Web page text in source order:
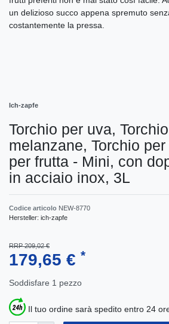
un delizioso succo appena spremuto
costantemente la pressa.
Ich-zapfe
Torchio per uva,
melanzane, Torchio
per frutta - Mini, con
in acciaio inox, 3L
Codice articolo NEW-8770
Hersteller: ich-zapfe
RRP 209,02 €
179,65 € *
Soddisfare 1 pezzo
Il tuo ordine sarà spedito entro 24